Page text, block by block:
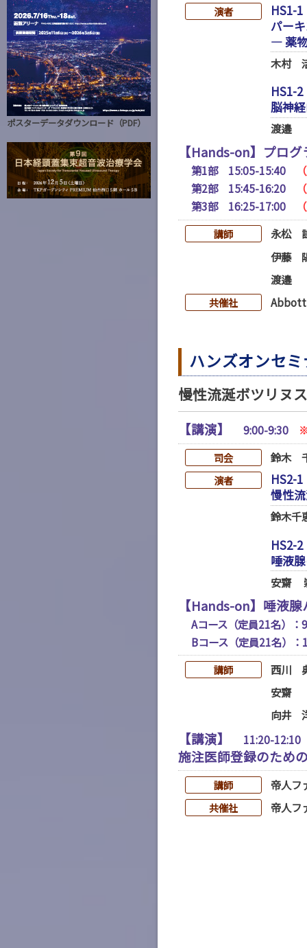
ポスターデータダウンロード（PDF）
演者
HS1-1
パー
― 薬
木村
HS1-2
脳神
渡邉
【Hands-on】プロ
第1部 15:05-15:40
第2部 15:45-16:20
第3部 16:25-17:00
講師
永松
伊藤
渡邉
共催社 Abbott
ハンズオンセ
慢性流涎ボツリヌ
【講演】 9:00-9:30
司会 鈴木
演者
HS2-1
慢性
鈴木千
HS2-2
唾液
安齋
【Hands-on】唾液
Aコース（定員21名）：
Bコース（定員21名）
講師
西川
安齋
向井
【講演】 11:20-
施注医師登録のため
講師 帝人フ
共催社 帝人フ